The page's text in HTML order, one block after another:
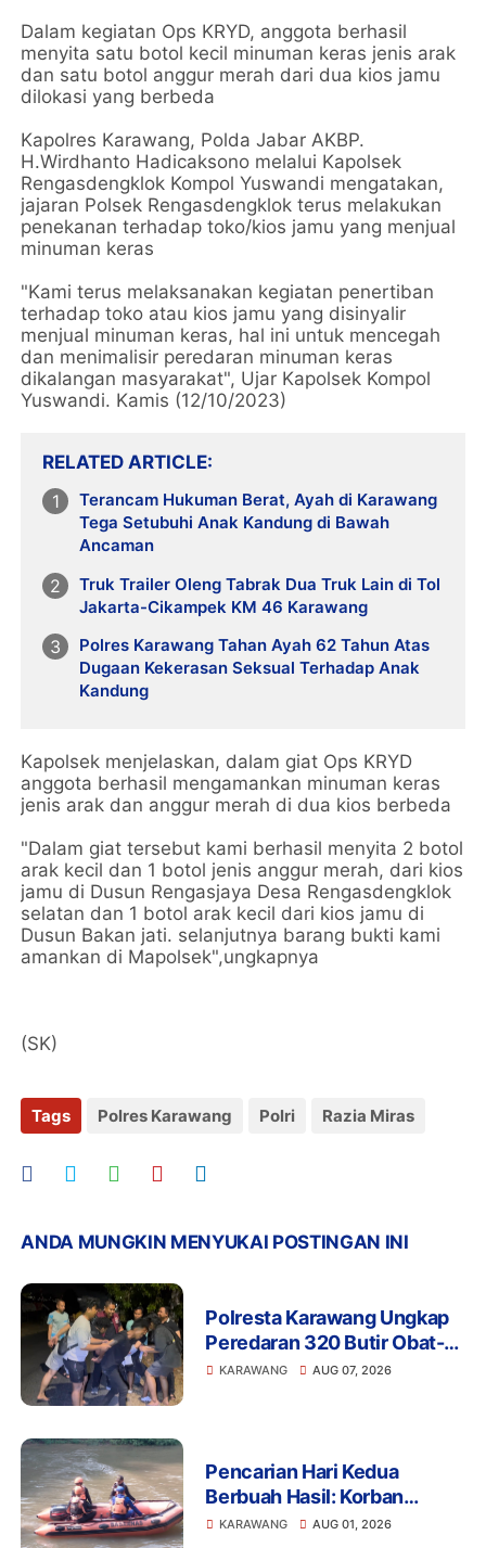
Dalam kegiatan Ops KRYD, anggota berhasil
menyita satu botol kecil minuman keras jenis arak
dan satu botol anggur merah dari dua kios jamu
dilokasi yang berbeda
Kapolres Karawang, Polda Jabar AKBP.
H.Wirdhanto Hadicaksono melalui Kapolsek
Rengasdengklok Kompol Yuswandi mengatakan,
jajaran Polsek Rengasdengklok terus melakukan
penekanan terhadap toko/kios jamu yang menjual
minuman keras
"Kami terus melaksanakan kegiatan penertiban
terhadap toko atau kios jamu yang disinyalir
menjual minuman keras, hal ini untuk mencegah
dan menimalisir peredaran minuman keras
dikalangan masyarakat", Ujar Kapolsek Kompol
Yuswandi. Kamis (12/10/2023)
RELATED ARTICLE
Terancam Hukuman Berat, Ayah di Karawang
Tega Setubuhi Anak Kandung di Bawah
Ancaman
Truk Trailer Oleng Tabrak Dua Truk Lain di Tol
Jakarta-Cikampek KM 46 Karawang
Polres Karawang Tahan Ayah 62 Tahun Atas
Dugaan Kekerasan Seksual Terhadap Anak
Kandung
Kapolsek menjelaskan, dalam giat Ops KRYD
anggota berhasil mengamankan minuman keras
jenis arak dan anggur merah di dua kios berbeda
"Dalam giat tersebut kami berhasil menyita 2 botol
arak kecil dan 1 botol jenis anggur merah, dari kios
jamu di Dusun Rengasjaya Desa Rengasdengklok
selatan dan 1 botol arak kecil dari kios jamu di
Dusun Bakan jati. selanjutnya barang bukti kami
amankan di Mapolsek",ungkapnya
(SK)
Tags Polres Karawang Polri Razia Miras
ANDA MUNGKIN MENYUKAI POSTINGAN INI
Polresta Karawang Ungkap
Peredaran 320 Butir Obat-
Obatan Tertentu, Dua Orang
KARAWANG AUG 07, 2026
Pencarian Hari Kedua
Berbuah Hasil: Korban
Tenggelam di Cilamaya
KARAWANG AUG 01, 2026